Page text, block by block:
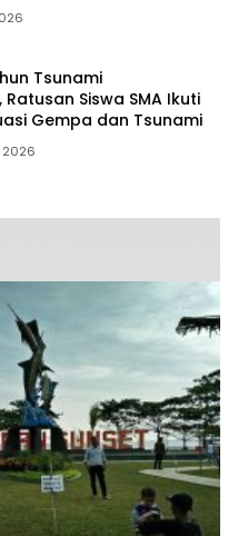
Tsunami
Siswa SMA Ikuti
Gempa dan Tsunami
2026